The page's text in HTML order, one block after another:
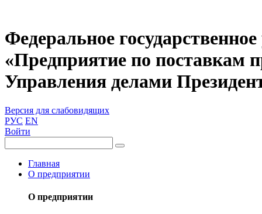
Федеральное
«Предприятие по поставкам
Управления делами
Версия для слабовидящих
РУС EN
Войти
Главная
О предприятии
О предприятии